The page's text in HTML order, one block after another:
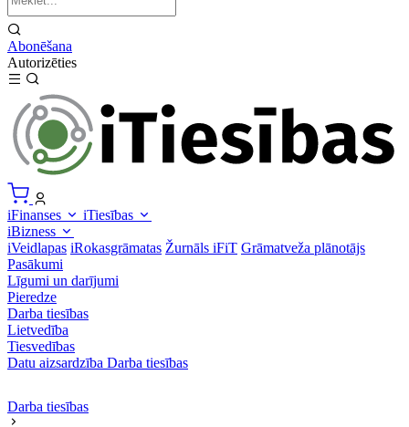
Abonēšana
Autorizēties
iFinanses
iTiesības
iBizness
iVeidlapas iRokasgrāmatas Žurnāls iFiT Grāmatveža plānotājs
Pasākumi
Līgumi un darījumi
Pieredze
Darba tiesības
Lietvedība
Tiesvedības
Datu aizsardzība Darba tiesības
Darba tiesības